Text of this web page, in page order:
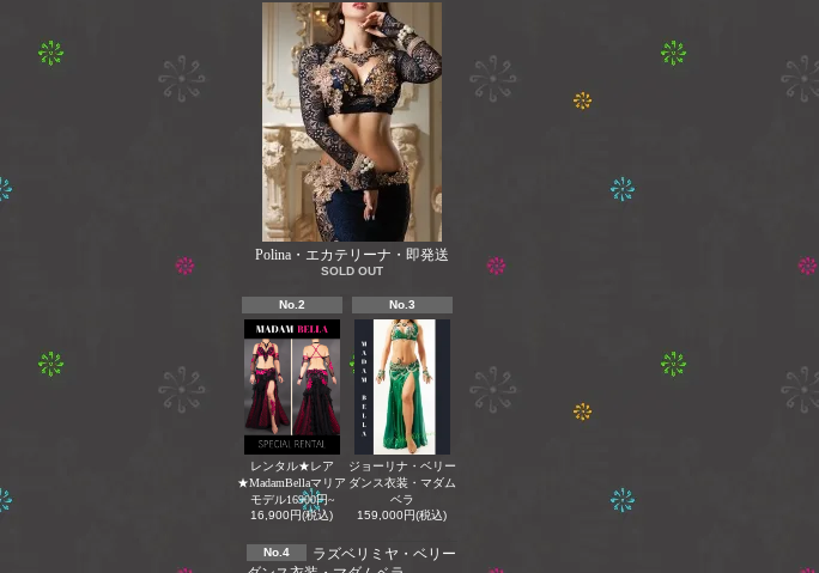
Polina・エカテリーナ・即発送
SOLD OUT
No.2
レンタル★レア
★MadamBellaマリア
モデル16900円~
16,900円(税込)
No.3
ジョーリナ・ベリー
ダンス衣装・マダム
ベラ
159,000円(税込)
No.4
ラズベリミヤ・ベリー